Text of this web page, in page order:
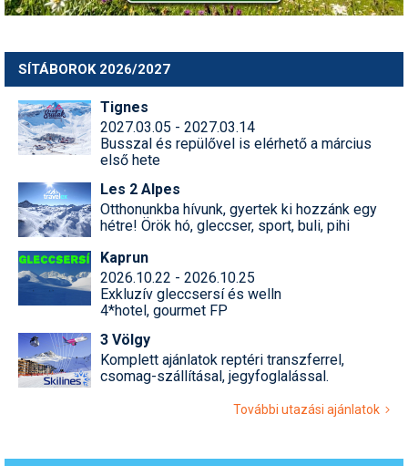
SÍTÁBOROK 2026/2027
Tignes
2027.03.05 - 2027.03.14
Busszal és repülővel is elérhető a március
első hete
Les 2 Alpes
Otthonunkba hívunk, gyertek ki hozzánk egy
hétre! Örök hó, gleccser, sport, buli, pihi
Kaprun
2026.10.22 - 2026.10.25
Exkluzív gleccsersí és welln
4*hotel, gourmet FP
3 Völgy
Komplett ajánlatok reptéri transzferrel,
csomag-szállításal, jegyfoglalással.
További utazási ajánlatok